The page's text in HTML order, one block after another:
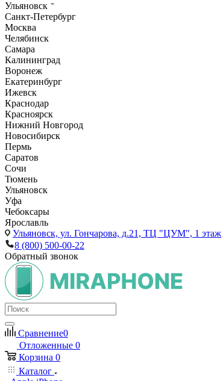
Ульяновск
Санкт-Петербург
Москва
Челябинск
Самара
Калининград
Воронеж
Екатеринбург
Ижевск
Краснодар
Красноярск
Нижний Новгород
Новосибирск
Пермь
Саратов
Сочи
Тюмень
Ульяновск
Уфа
Чебоксары
Ярославль
Ульяновск, ул. Гончарова, д.21, ТЦ "ЦУМ", 1 этаж
8 (800) 500-00-22
Обратный звонок
Сравнение0
Отложенные 0
Корзина 0
Каталог